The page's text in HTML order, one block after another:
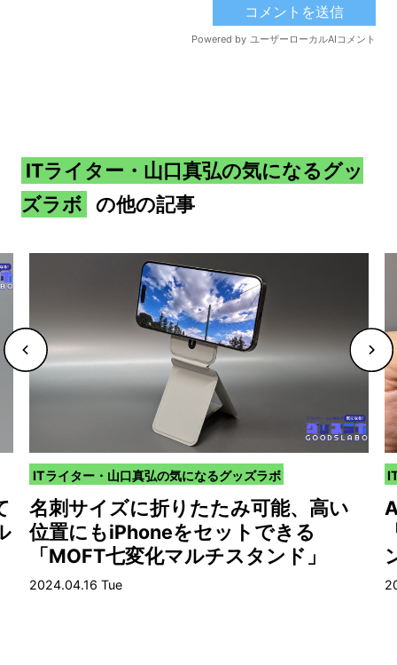
ITライター・山口真弘の気になるグッ
ズラボ
の他の記事
ITライター・山口真弘の気になるグッズラボ
名刺サイズに折りたたみ可能、高い
位置にもiPhoneをセットできる
「MOFT七変化マルチスタンド」
2024.04.16 Tue